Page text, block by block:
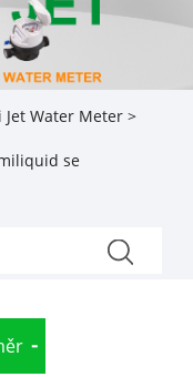
Jet Water Meter>
se